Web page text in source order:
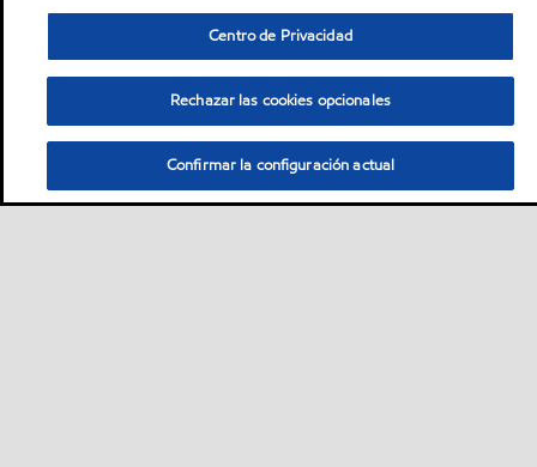
Centro de Privacidad
Rechazar las cookies opcionales
Confirmar la configuración actual